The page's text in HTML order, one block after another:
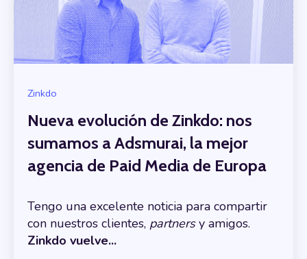
Zinkdo
Nueva evolución de Zinkdo: nos
sumamos a Adsmurai, la mejor
agencia de Paid Media de Europa
Tengo una excelente noticia para compartir
con nuestros clientes, partnersy amigos.
Zinkdo vuelve...